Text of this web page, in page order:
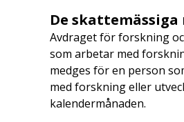
De
Avdraget för forskning
som arbetar med
medges för en person
med forskning eller
kalendermånaden.